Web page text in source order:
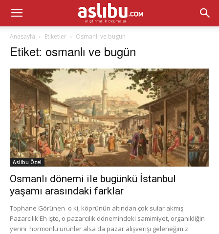
Anasayfa Etiketler Osmanlı ve bugün
Etiket: osmanlı ve bugün
Aslibu Özel
Osmanlı dönemi ile bugünkü İstanbul
yaşamı arasındaki farklar
Tophane Görünen o ki, köprünün altından çok sular akmış.
Pazarcılık Eh işte, o pazarcılık dönemindeki samimiyet, organikliğin
yerini hormonlu ürünler alsa da pazar alışverişi geleneğimiz